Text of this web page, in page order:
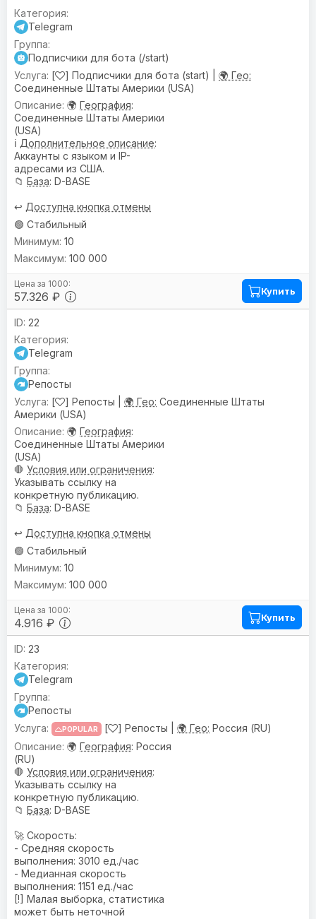
Telegram
Подписчики для бота (/start)
[
] Подписчики для бота (start) | 🌍 Гео:
Соединенные Штаты Америки (USA)
🌍 География:
Соединенные Штаты Америки
(USA)
ℹ️ Дополнительное описание:
Аккаунты с языком и IP-
адресами из США.
📁 База: D-BASE
↩️ Доступна кнопка отмены
🟢 Стабильный
57.326 ₽
10
100 000
Купить
22
Telegram
Репосты
[
] Репосты | 🌍 Гео: Соединенные Штаты
Америки (USA)
🌍 География:
Соединенные Штаты Америки
(USA)
🛑 Условия или ограничения:
Указывать ссылку на
конкретную публикацию.
📁 База: D-BASE
↩️ Доступна кнопка отмены
🟢 Стабильный
4.916 ₽
10
100 000
Купить
23
Telegram
Репосты
POPULAR [ ] Репосты | 🌍 Гео: Россия (RU)
🌍 География: Россия
(RU)
🛑 Условия или ограничения:
Указывать ссылку на
конкретную публикацию.
📁 База: D-BASE
🚀 Скорость:
- Средняя скорость
выполнения: 3010 ед./час
- Медианная скорость
выполнения: 1151 ед./час
[!] Малая выборка, статистика
может быть неточной